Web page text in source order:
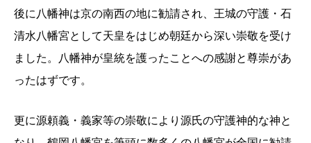
後に八幡神は京の南西の地に勧請され、王城の守護・石
清水八幡宮として天皇をはじめ朝廷から深い崇敬を受け
ました。八幡神が皇統を護ったことへの感謝と尊崇があ
ったはずです。
更に源頼義・義家等の崇敬により源氏の守護神的な神と